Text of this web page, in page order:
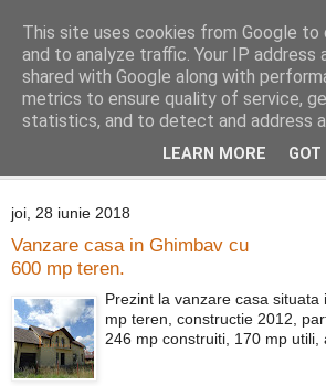
Distinct Imobiliare
Adrian Cocis 0742 129 909 ; Vasile
joi, 28 iunie 2018
Vanzare casa in Ghimbav cu
600 mp teren.
Prezint la vanzare casa situata
mp teren, constructie 2012,
246 mp construiti, 170 mp utili,
This site uses cookies from Google to
and to analyze traffic. Your IP address
shared with Google along with
metrics to ensure quality of service,
statistics, and to detect and address
LEARN MORE GOT